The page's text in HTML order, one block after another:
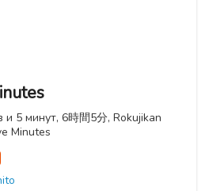
и 5 минут, 6時間5分, Rokujikan
Minutes